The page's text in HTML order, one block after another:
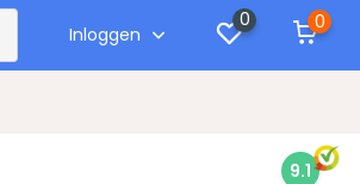
Inloggen
0 0
9.1